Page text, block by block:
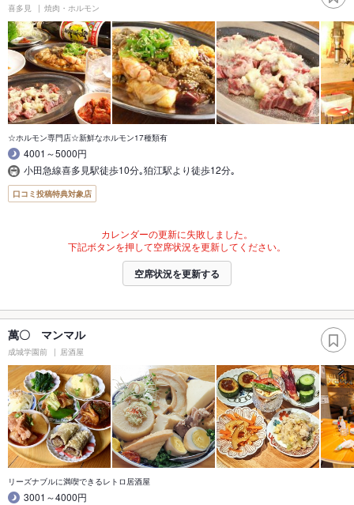
喜多見 焼肉・ホルモン
☆ホルモン専門店☆新鮮なホルモン17種類有
4001～5000円
小田急線喜多見駅徒歩10分｡狛江駅より徒歩12分｡
口コミ投稿特典対象店
カレンダーの更新に失敗しました。
下記ボタンを押して空席状況を更新してください。
空席状況を更新する
萬〇 マンマル
成城学園前 居酒屋
リーズナブルに満喫できるレトロ居酒屋
3001～4000円